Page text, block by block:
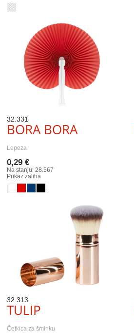
32.331
BORA BORA
Lepeza
0,29 €
Na stanju: 28.567
Prikaz zaliha
32.313
TULIP
Četkica za šminku